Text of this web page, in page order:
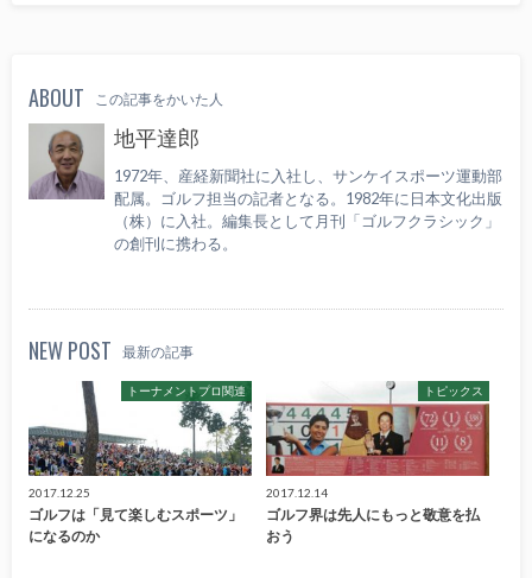
ABOUT この記事をかいた人
地平達郎
1972年、産経新聞社に入社し、サンケイスポーツ運動部
配属。ゴルフ担当の記者となる。1982年に日本文化出版
（株）に入社。編集長として月刊「ゴルフクラシック」
の創刊に携わる。
NEW POST 最新の記事
トーナメントプロ関連
2017.12.25
ゴルフは「見て楽しむスポーツ」
になるのか
トピックス
2017.12.14
ゴルフ界は先人にもっと敬意を払
おう